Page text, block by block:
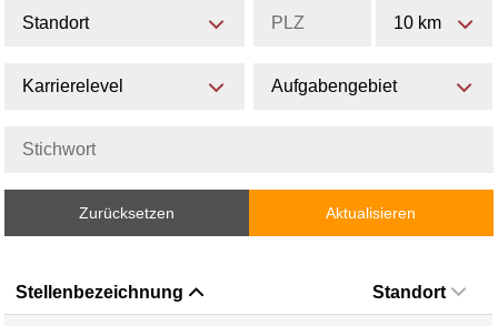
Standort 10 km
Karrierelevel Aufgabengebiet
Zurücksetzen Aktualisieren
Stellenbezeichnung Standort